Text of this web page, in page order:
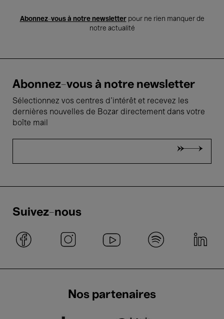
Abonnez-vous à notre newsletterpour ne rien manquer de
notre actualité
Abonnez-vous à notre newsletter
Sélectionnez vos centres d'intérêt et recevez les
dernières nouvelles de Bozar directement dans votre
boîte mail
Suivez-nous
Nos partenaires